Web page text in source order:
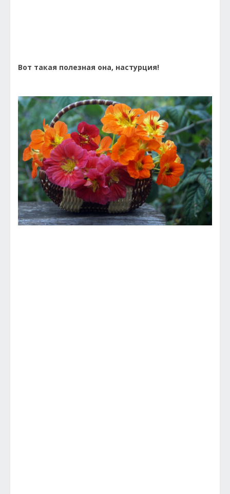
Вот такая полезная она, настурция!